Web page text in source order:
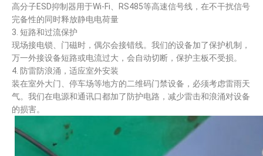
高分子ESD抑制器用于Wi-Fi、RS485等高速信号线，在不干扰信号
完备性的同时释放静电电荷量
3. 短路和过流保护
现场接电锁、门磁时，偶尔会接错线。我们的设备加了保护机制，
万一外接设备短路或电流过大，会自动切断，保护主板不受损。
4. 防雷防浪涌，适应室外安装
装在室外大门、停车场等地方的二维码门禁设备，必须考虑雷雨天
气。我们在电源和通讯口都加了防护电路，减少雷击和浪涌对设备
的损害。